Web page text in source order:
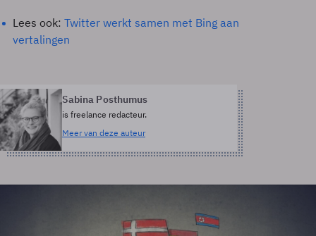
Lees ook: Twitter werkt samen met Bing aan
vertalingen
Sabina Posthumus
is freelance redacteur.
Meer van deze auteur